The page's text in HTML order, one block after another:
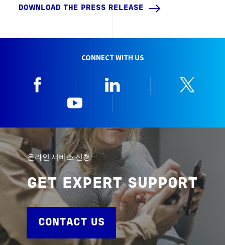
DOWNLOAD THE PRESS RELEASE
CONNECT WITH US
온라인 서비스 신청
GET EXPERT SUPPORT
CONTACT US